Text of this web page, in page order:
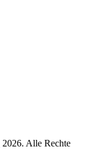
2026. Alle Rechte